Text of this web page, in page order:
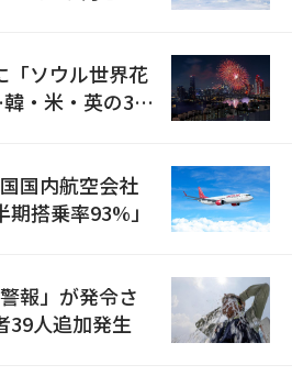
「ソウル世界花
・米・英の3カ
国内航空会社
搭乗率93%」
報」が発令さ
39人追加発生